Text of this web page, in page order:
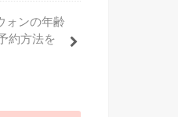
ォンの年齢
約方法を